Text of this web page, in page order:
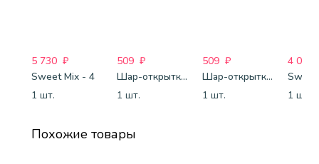
5 730 ₽
Sweet Mix - 4
1 шт.
509 ₽
Шар-открытка "Сердце" (45 см) - 2
1 шт.
509 ₽
Шар-открытка "Звезда" (45 см) - 1
1 шт.
4 088
1 шт.
Похожие товары